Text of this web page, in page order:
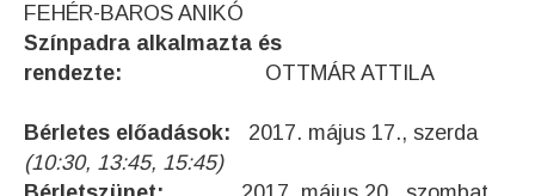
FEHÉR-BAROS ANIKÓ
Színpadra alkalmazta és
rendezte: OTTMÁR ATTILA
Bérletes előadások: 2017. május 17., szerda
(10:30, 13:45, 15:45)